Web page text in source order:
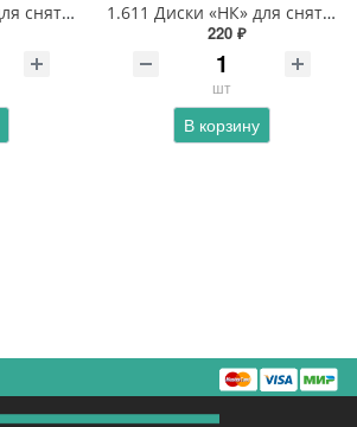
1.621 Диски «НК» для снятия излишков материала 12 мм (пластиковая втулка)
1.611 Диски «НК» для снятия излишков материала 8 мм (пластиковая втулка)
220 ₽
шт
В корзину